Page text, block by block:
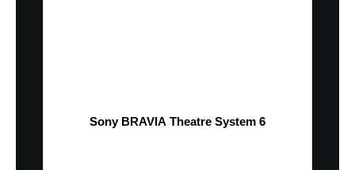
Sony BRAVIA Theatre System 6